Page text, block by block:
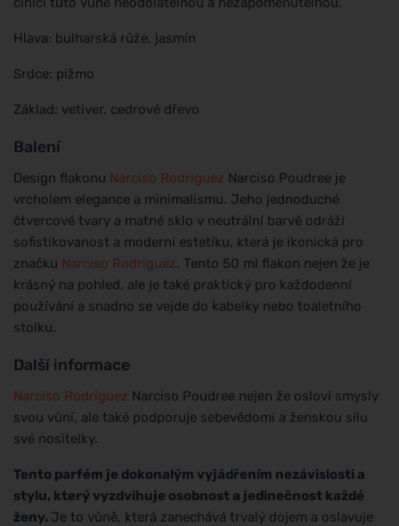
Hlava: bulharská růže, jasmín
Srdce: pižmo
Základ: vetiver, cedrové dřevo
Balení
Design flakonu Narciso Rodriguez Narciso Poudree je
vrcholem elegance a minimalismu. Jeho jednoduché
čtvercové tvary a matné sklo v neutrální barvě odráží
sofistikovanost a moderní estetiku, která je ikonická pro
značku Narciso Rodriguez. Tento 50 ml flakon nejen že je
krásný na pohled, ale je také praktický pro každodenní
používání a snadno se vejde do kabelky nebo toaletního
stolku.
Další informace
Narciso Rodriguez Narciso Poudree nejen že osloví smysly
svou vůní, ale také podporuje sebevědomí a ženskou sílu
své nositelky.
Tento parfém je dokonalým vyjádřením nezávislosti a
stylu, který vyzdvihuje osobnost a jedinečnost každé
ženy. Je to vůně, která zanechává trvalý dojem a oslavuje